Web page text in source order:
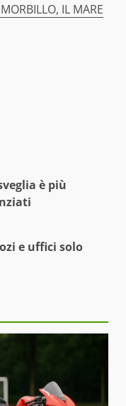
IL MARE
è più
e uffici solo